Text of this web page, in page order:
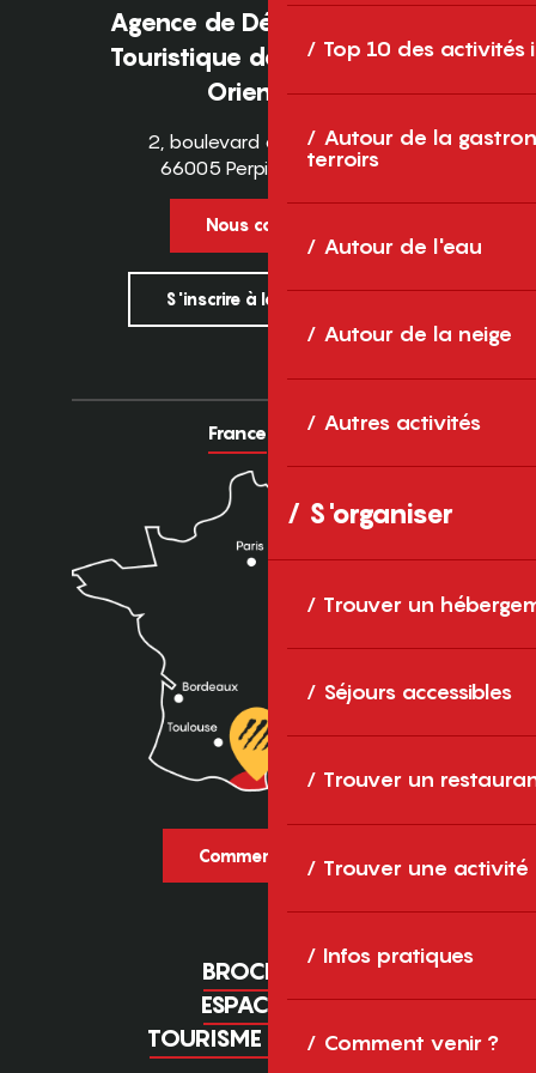
Top 10 des activités
Autour de la
terroirs
Autour de l'eau
Autour de la neige
Autres activités
S'organiser
Trouver un
Séjours accessibles
Trouver un
Trouver une activité
Infos pratiques
Comment venir ?
Agence de Développement
Touristique des Pyrénées-
Orientales
2, boulevard des Pyrénées
66005 Perpignan Cedex
Nous contacter
S'inscrire à la newsletter
France Europe
Comment venir ?
BROCHURES
ESPACE PRO
TOURISME D'AFFAIRES